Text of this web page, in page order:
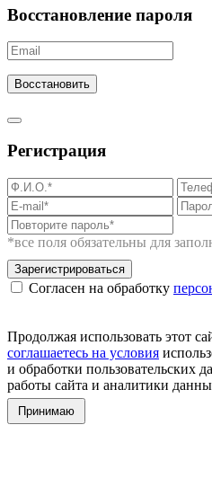
Восстановление пароля
Восстановить
Регистрация
*все поля обязательны для
Зарегистрироваться
Согласен на обработку
Продолжая использовать этот
соглашаетесь на условия
и обработки пользовательских
работы сайта и аналитики
Принимаю